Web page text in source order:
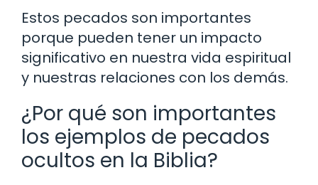
Estos pecados son importantes
porque pueden tener un impacto
significativo en nuestra vida espiritual
y nuestras relaciones con los demás.
¿Por qué son importantes
los ejemplos de pecados
ocultos en la Biblia?